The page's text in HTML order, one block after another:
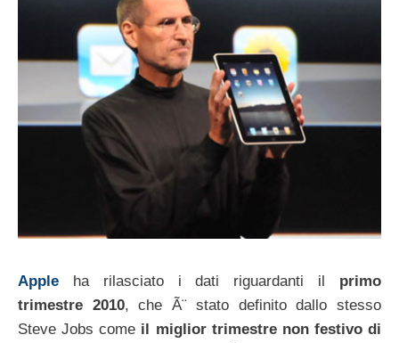
Apple ha rilasciato i dati riguardanti il primo
trimestre 2010, che Ã¨ stato definito dallo stesso
Steve Jobs come il miglior trimestre non festivo di